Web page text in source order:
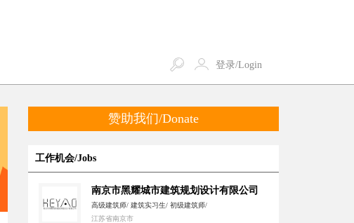
登录/Login
赞助我们/Donate
工作机会/Jobs
南京市黑耀城市建筑规划设计有限公司
高级建筑师/ 建筑实习生/ 初级建筑师/
江苏省南京市